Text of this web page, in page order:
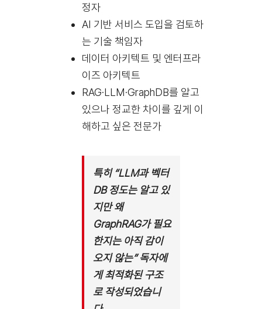
정자
AI 기반 서비스 도입을 검토하
는 기술 책임자
데이터 아키텍트 및 엔터프라
이즈 아키텍트
RAG·LLM·GraphDB를 알고
있으나 정교한 차이를 깊게 이
해하고 싶은 전문가
특히 “LLM과 벡터
DB 정도는 알고 있
지만 왜
GraphRAG가 필요
한지는 아직 감이
오지 않는” 독자에
게 최적화된 구조
로 작성되었습니